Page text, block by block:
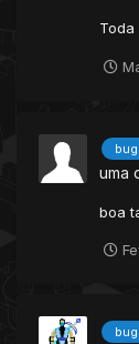
Toda
bug
uma
boa
bug